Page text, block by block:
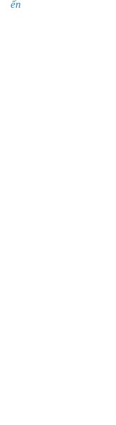
ến